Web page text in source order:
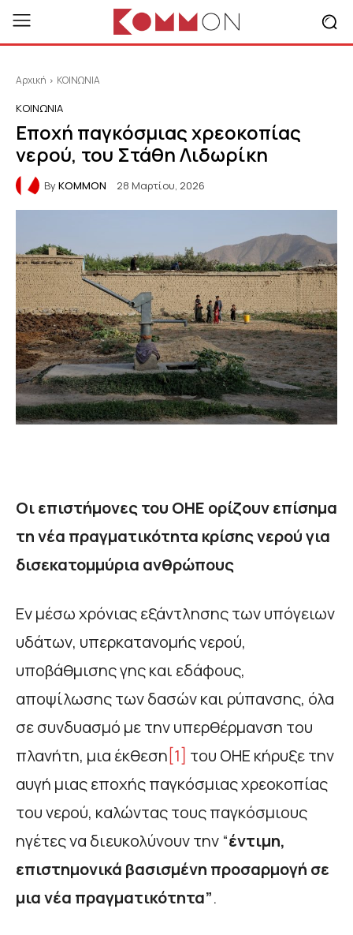
Αρχική ΚΟΙΝΩΝΙΑ
ΚΟΙΝΩΝΙΑ
Εποχή παγκόσμιας χρεοκοπίας
νερού, του Στάθη Λιδωρίκη
ByKOMMON 28 Μαρτίου, 2026
Οι επιστήμονες του ΟΗΕ ορίζουν επίσημα
τη νέα πραγματικότητα κρίσης νερού για
δισεκατομμύρια ανθρώπους
Εν μέσω χρόνιας εξάντλησης των υπόγειων
υδάτων, υπερκατανομής νερού,
υποβάθμισης γης και εδάφους,
αποψίλωσης των δασών και ρύπανσης, όλα
σε συνδυασμό με την υπερθέρμανση του
πλανήτη, μια έκθεση [1] του ΟΗΕ κήρυξε την
αυγή μιας εποχής παγκόσμιας χρεοκοπίας
του νερού, καλώντας τους παγκόσμιους
ηγέτες να διευκολύνουν την “έντιμη,
επιστημονικά βασισμένη προσαρμογή σε
μια νέα πραγματικότητα”.